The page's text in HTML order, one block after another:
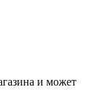
и может